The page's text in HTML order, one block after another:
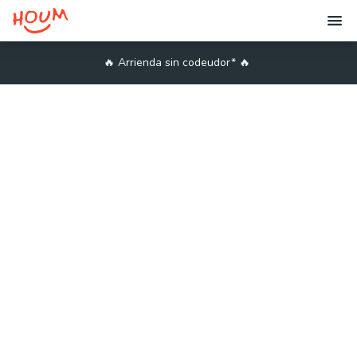
🔥 Arrienda sin codeudor* 🔥